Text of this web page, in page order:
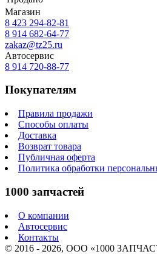
Магазин
8 423 294-82-81
8 914 682-64-77
zakaz@tz25.ru
Автосервис
8 914 720-88-77
Покупателям
Правила продажи
Способы оплаты
Доставка
Возврат товара
Публичная оферта
Политика обработки
1000 запчастей
О компании
Автосервис
Контакты
© 2016 - 2026, ООО «1000